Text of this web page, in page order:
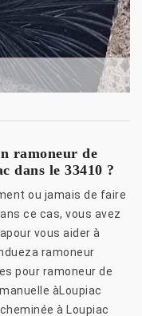
ramoneur de
dans le 33410 ?
ou jamais de faire
ce cas, vous avez
vous aider à
ramoneur
pour ramoneur de
àLoupiac
à Loupiac